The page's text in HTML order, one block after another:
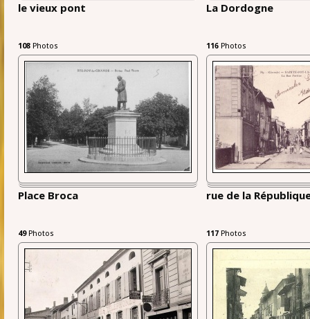
le vieux pont
108 Photos
La Dordogne
116 Photos
Place Broca
49Photos
rue de la
117 Photos